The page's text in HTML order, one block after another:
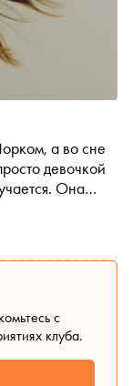
а во сне
девочкой
Она
№ 6, идущем по
амбиции, про
— точнее, про
с
клуба.